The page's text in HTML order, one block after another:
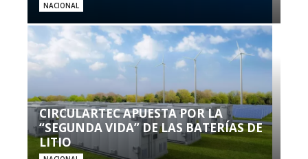
NACIONAL
CIRCULARTEC APUESTA POR LA
“SEGUNDA VIDA” DE LAS BATERÍAS DE
LITIO